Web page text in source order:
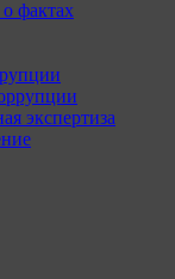
фактах
экспертиза